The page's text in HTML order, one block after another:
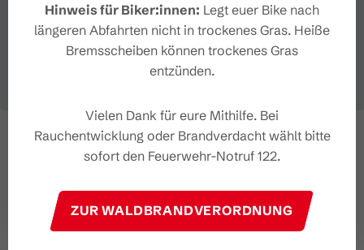
Hinweis für Biker:innen: Legt euer Bike nach
längeren Abfahrten nicht in trockenes Gras. Heiße
Bremsscheiben können trockenes Gras
entzünden.
Vielen Dank für eure Mithilfe. Bei
Rauchentwicklung oder Brandverdacht wählt bitte
sofort den Feuerwehr-Notruf 122.
ZUR WALDBRANDVERORDNUNG